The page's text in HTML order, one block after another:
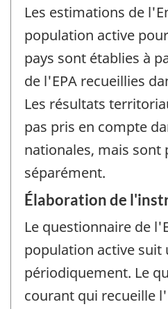
Les estimations de
population active
pays sont établies à
de l'EPA recueillies
Les résultats
pas pris en compte
nationales, mais sont
séparément.
Élaboration de
Le questionnaire de
population active
périodiquement. Le
courant qui recueille